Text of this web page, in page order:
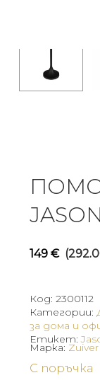
149 €
Код: 2300112
Категории:
за дома и
Етикет:
С поръчка
Марка: Zuiver